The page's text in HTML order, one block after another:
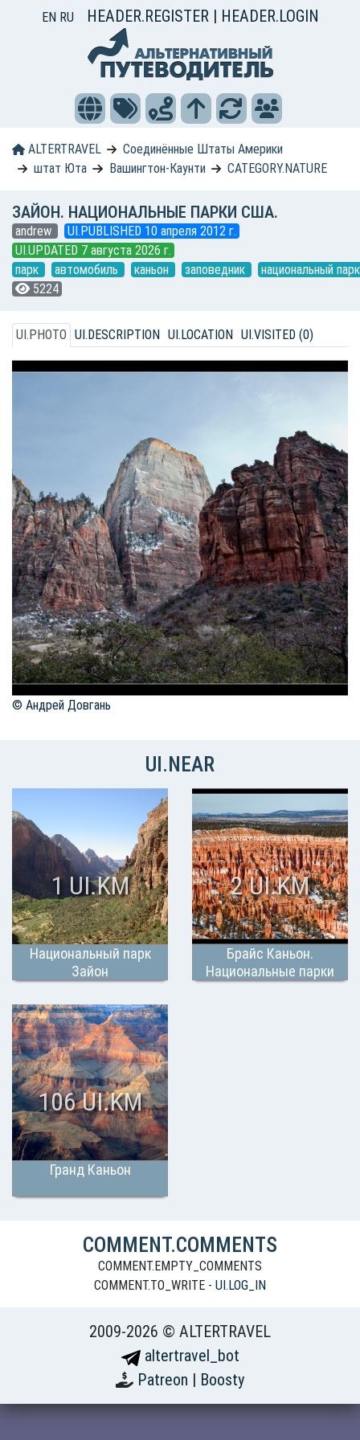
EN RU HEADER.REGISTER | HEADER.LOGIN
ALTERTRAVEL
Соединённые Штаты Америки
штат Юта
Вашингтон-Каунти CATEGORY.NATURE
ЗАЙОН. НАЦИОНАЛЬНЫЕ ПАРКИ США.
andrew
UI.PUBLISHED 10 апреля 2012 г.
UI.UPDATED 7 августа 2026 г.
парк
автомобиль каньон заповедник
национальный парк
5224
UI.PHOTO UI.DESCRIPTION UI.LOCATION UI.VISITED (0)
© Андрей Довгань
UI.NEAR
Национальный парк
Зайон
1 UI.KM
Брайс Каньон.
Национальные парки
2 UI.KM
Гранд Каньон
106 UI.KM
COMMENT.COMMENTS
COMMENT.EMPTY_COMMENTS
COMMENT.TO_WRITE - UI.LOG_IN
2009-2026 © ALTERTRAVEL
altertravel_bot
Patreon | Boosty